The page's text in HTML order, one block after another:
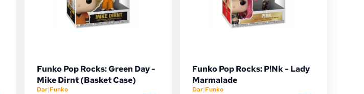
Funko Pop Rocks: Green Day -
Mike Dirnt (Basket Case)
Dar|Funko
Funko Pop Rocks: P!Nk - Lady
Marmalade
Dar|Funko